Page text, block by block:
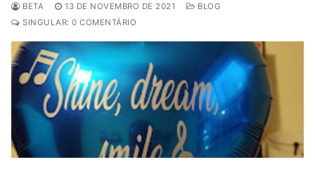
BETA 13 DE NOVEMBRO DE 2021
BLOG
SINGULAR: 0 COMENTÁRIO